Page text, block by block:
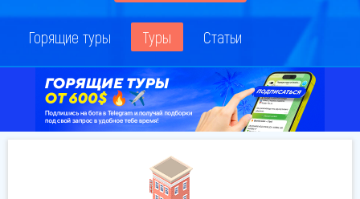
Горящие туры Туры Статьи